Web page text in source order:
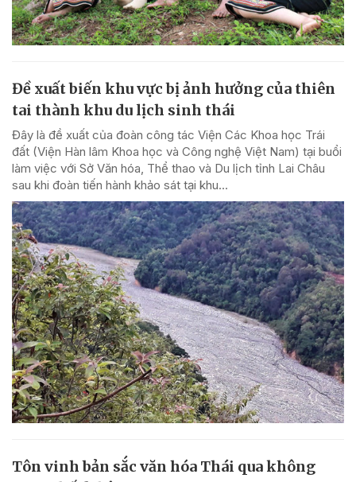
Đề xuất biến khu vực bị ảnh hưởng của thiên
tai thành khu du lịch sinh thái
Đây là đề xuất của đoàn công tác Viện Các Khoa học Trái
đất (Viện Hàn lâm Khoa học và Công nghệ Việt Nam) tại buổi
làm việc với Sở Văn hóa, Thể thao và Du lịch tỉnh Lai Châu
sau khi đoàn tiến hành khảo sát tại khu...
Tôn vinh bản sắc văn hóa Thái qua không